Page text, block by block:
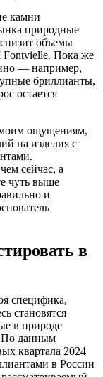
камни
природные
объемы
Fontvielle. Пока же
— например,
бриллианты,
остается
моим ощущениям,
на изделия с
сейчас, а
чуть выше
и
в
специфика,
становятся
в природе
По данным
квартала 2024
в России